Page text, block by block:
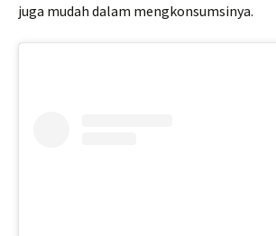
juga mudah dalam mengkonsumsinya.